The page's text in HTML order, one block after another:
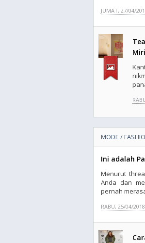
JUMAT, 27/04/
MODE /
Ini adalah
Menurut
Anda dan
pernah
RABU, 25/04/